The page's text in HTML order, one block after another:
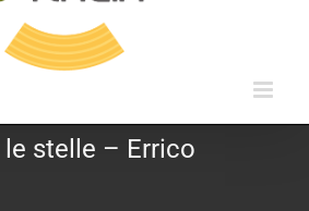
stelle – Errico